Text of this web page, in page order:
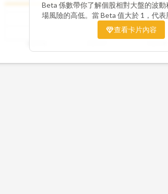
Beta 係數帶你了解個股相對大盤的波
場風險的高低。當 Beta 值大於 1，代表
更劇烈，屬於高風險高報酬型；若 Beta
示波動相對穩定，抗跌性較強。透過觀
查看卡片內容